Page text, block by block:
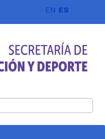
EN ES